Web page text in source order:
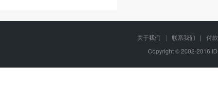
关于我们 | 联系我们 |
付
Copyright © 2002-2016